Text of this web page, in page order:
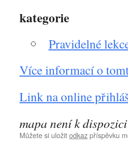
kategorie
Pravidelné
Více informací o
Link na online
mapa není k dispozici
Můžete si uložitodkazpříspěvku